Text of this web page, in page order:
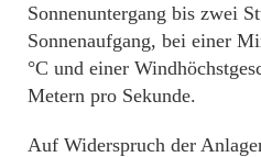
Sonnenuntergang bis zwei
Sonnenaufgang, bei einer
°C und einer
Metern pro Sekunde.
Auf Widerspruch der